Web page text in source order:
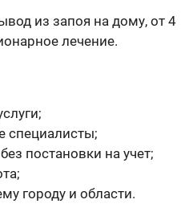
из запоя на дому, от 4
лечение.
специалисты;
постановки на учет;
городу и области.